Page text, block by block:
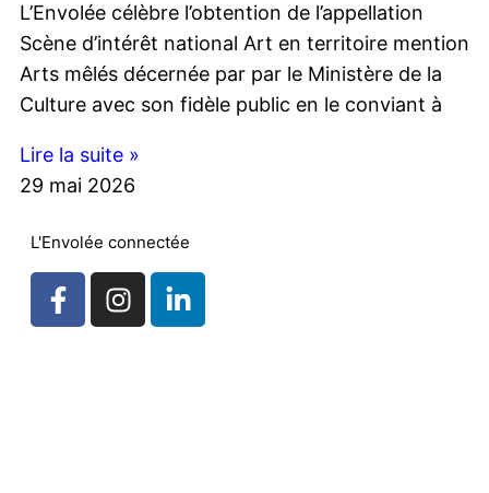
L’Envolée célèbre l’obtention de l’appellation
Scène d’intérêt national Art en territoire mention
Arts mêlés décernée par par le Ministère de la
Culture avec son fidèle public en le conviant à
Lire la suite »
29 mai 2026
L'Envolée connectée